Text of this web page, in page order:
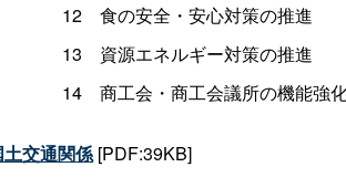
12 食の安全・安心対策の推進
13 資源エネルギー対策の推進
14 商工会・商工会議所の機能強
交通関係[PDF:39KB]